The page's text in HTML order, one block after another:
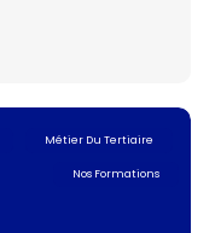
Métier Du Tertiaire
Nos Formations